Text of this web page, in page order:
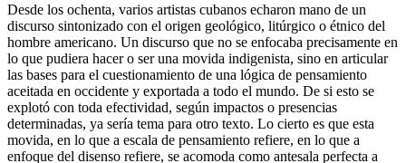
Desde los ochenta, varios artistas cubanos echaron mano de un
discurso sintonizado con el origen geológico, litúrgico o étnico del
hombre americano. Un discurso que no se enfocaba precisamente en
lo que pudiera hacer o ser una movida indigenista, sino en articular
las bases para el cuestionamiento de una lógica de pensamiento
aceitada en occidente y exportada a todo el mundo. De si esto se
explotó con toda efectividad, según impactos o presencias
determinadas, ya sería tema para otro texto. Lo cierto es que esta
movida, en lo que a escala de pensamiento refiere, en lo que a
enfoque del disenso refiere, se acomoda como antesala perfecta a